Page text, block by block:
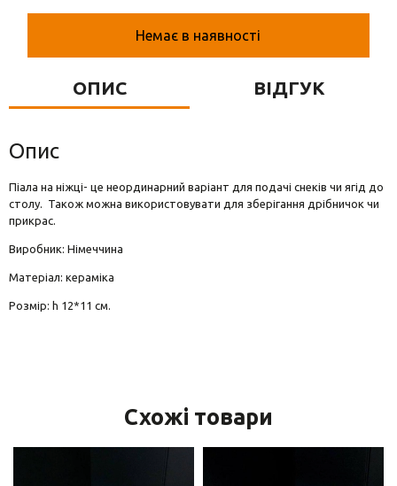
Вази для квітів
Немає в наявності
ОПИС ВІДГУК
Опис
Піала на ніжці- це неординарний варіант для подачі снеків чи ягід до
столу. Також можна використовувати для зберігання дрібничок чи
прикрас.
Виробник: Німеччина
Матеріал: кераміка
Розмір: h 12*11 см.
Схожі товари